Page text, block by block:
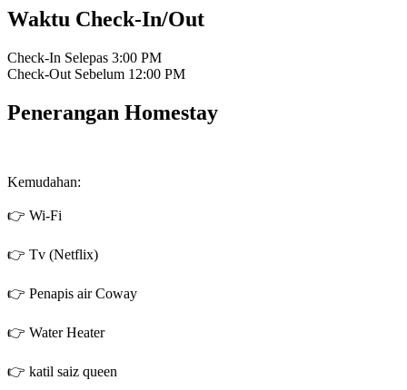
Waktu Check-In/Out
Check-In Selepas 3:00 PM
Check-Out Sebelum 12:00 PM
Penerangan Homestay
Kemudahan:
👉 Wi-Fi
👉 Tv (Netflix)
👉 Penapis air Coway
👉 Water Heater
👉 katil saiz queen